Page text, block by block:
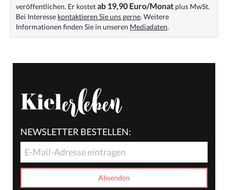
veröffentlichen. Er kostetab 19,90 Euro/Monat plus MwSt.
Bei Interesse kontaktieren Sie uns gerne. Weitere
Informationen finden Sie in unseren Mediadaten.
NEWSLETTER BESTELLEN: